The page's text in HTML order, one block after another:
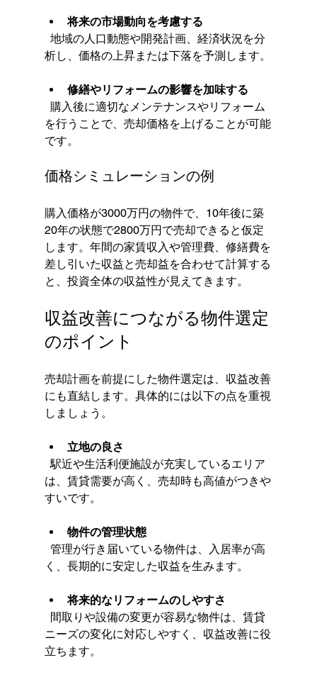
将来の市場動向を考慮する
析し、価格の上昇または下落を予測します。
修繕やリフォームの影響を加味する
を行うことで、売却価格を上げることが可能
です。
価格シミュレーションの例
購入価格が3000万円の物件で、10年後に築
20年の状態で2800万円で売却できると仮定
します。年間の家賃収入や管理費、修繕費を
差し引いた収益と売却益を合わせて計算する
と、投資全体の収益性が見えてきます。
収益改善につながる物件選定
のポイント
売却計画を前提にした物件選定は、収益改善
にも直結します。具体的には以下の点を重視
しましょう。
立地の良さ
は、賃貸需要が高く、売却時も高値がつきや
すいです。
物件の管理状態
く、長期的に安定した収益を生みます。
将来的なリフォームのしやすさ
ニーズの変化に対応しやすく、収益改善に役
立ちます。